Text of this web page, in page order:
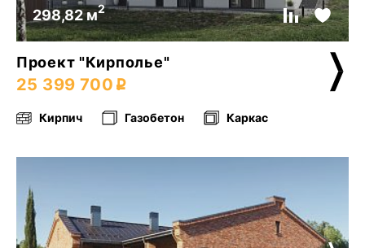
298,82 м2
Проект "Кирполье"
25 399 700
Кирпич Газобетон Каркас